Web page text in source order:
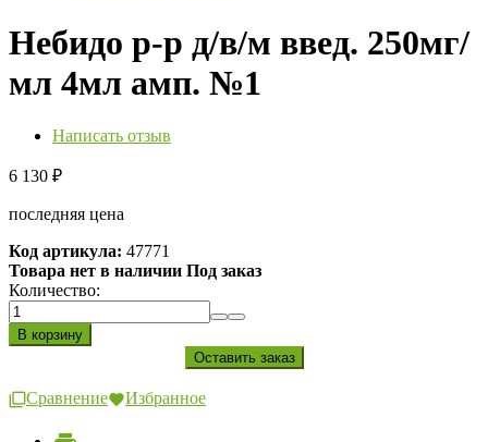
Небидо р-р д/в/м введ. 250мг/
мл 4мл амп. №1
Написать отзыв
6 130 ₽
последняя цена
Код артикула: 47771
Товара нет в наличии Под заказ
Количество:
Сравнение Избранное